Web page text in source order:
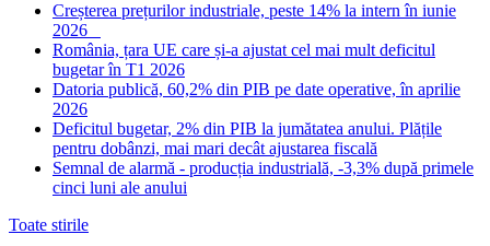
Creșterea prețurilor industriale, peste 14% la intern în iunie
2026
România, țara UE care și-a ajustat cel mai mult deficitul
bugetar în T1 2026
Datoria publică, 60,2% din PIB pe date operative, în aprilie
2026
Deficitul bugetar, 2% din PIB la jumătatea anului. Plățile
pentru dobânzi, mai mari decât ajustarea fiscală
Semnal de alarmă - producția industrială, -3,3% după primele
cinci luni ale anului
Toate stirile